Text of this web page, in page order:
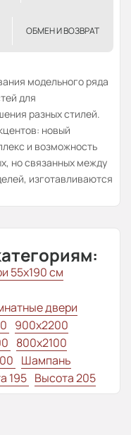
ОБМЕН И ВОЗВРАТ
модельного ряда
для
разных стилей.
новый
и возможность
но связанных между
изготавливаются
55х190 см
двери
900x2200
800x2100
Шампань
195 Высота 205